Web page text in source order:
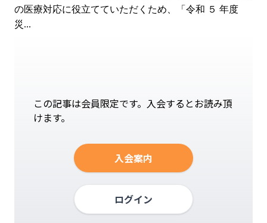
の医療対応に役立てていただくため、「令和 ５ 年度
災...
この記事は会員限定です。入会するとお読み頂
けます。
入会案内
ログイン